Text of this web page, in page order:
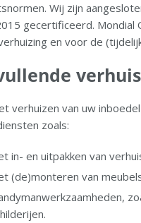
Wij zijn
gecertificeerd.
en voor de
verhuizen van uw
zoals:
in- en uitpakken van
(de)monteren van